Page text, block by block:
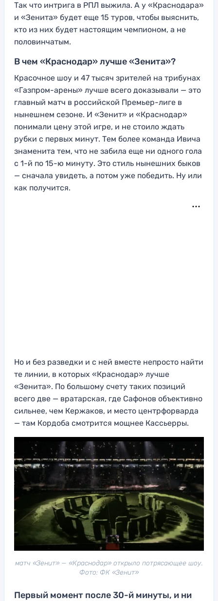
Так что интрига в РПЛ выжила. А у «Краснодара»
и «Зенита» будет еще 15 туров, чтобы выяснить,
кто из них будет настоящим чемпионом, а не
половинчатым.
В чем «Краснодар» лучше «Зенита»?
Красочное шоу и 47 тысяч зрителей на трибунах
«Газпром-арены» лучше всего доказывали — это
главный матч в российской Премьер-лиге в
нынешнем сезоне. И «Зенит» и «Краснодар»
понимали цену этой игре, и не стоило ждать
рубки с первых минут. Тем более команда Ивича
знаменита тем, что не забила еще ни одного гола
с 1-й по 15-ю минуту. Это стиль нынешних быков
— сначала увидеть, а потом уже победить. Ну или
как получится.
Но и без разведки и с ней вместе непросто найти
те линии, в которых «Краснодар» лучше
«Зенита». По большому счету таких позиций
всего две — вратарская, где Сафонов объективно
сильнее, чем Кержаков, и место центрфорварда
— там Кордоба смотрится мощнее Кассьерры.
матч «Зенит» — «Краснодар» открыло потрясающее шоу.
Фото: ФК «Зенит»
Первый момент после 30-й минуты, и ни